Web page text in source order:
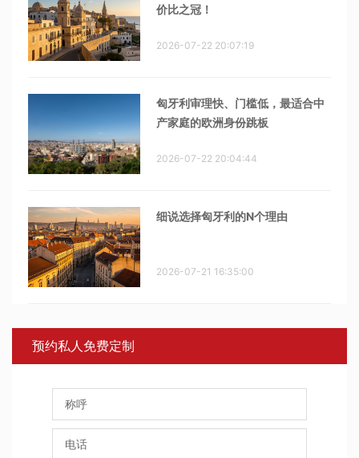
价比之冠！
2026-07-22 20:07:19
匈牙利审理快、门槛低，最适合中
产家庭的欧洲身份跳板
2026-07-22 20:04:44
细说选择匈牙利的N个理由
2026-07-21 16:35:00
预约私人免费定制